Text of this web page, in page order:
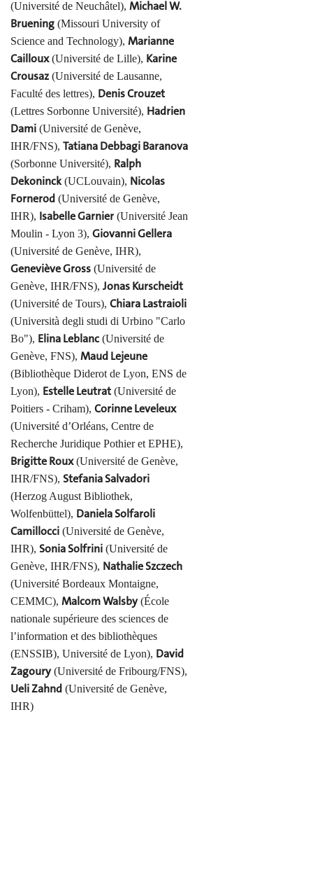
(Université de Neuchâtel), Michael W.
Bruening (Missouri University of
Science and Technology), Marianne
Cailloux(Université de Lille), Karine
Crousaz (Université de Lausanne,
Faculté des lettres), Denis Crouzet
(Lettres Sorbonne Université), Hadrien
Dami (Université de Genève,
IHR/FNS), Tatiana Debbagi Baranova
(Sorbonne Université), Ralph
Dekoninck(UCLouvain), Nicolas
Fornerod (Université de Genève,
IHR), Isabelle Garnier (Université Jean
Moulin - Lyon 3), Giovanni Gellera
(Université de Genève, IHR),
Geneviève Gross (Université de
Genève, IHR/FNS), Jonas Kurscheidt
(Université de Tours), Chiara Lastraioli
(Università degli studi di Urbino "Carlo
Bo"), Elina Leblanc (Université de
Genève, FNS), Maud Lejeune
(Bibliothèque Diderot de Lyon, ENS de
Lyon), Estelle Leutrat (Université de
Poitiers - Criham), Corinne Leveleux
(Université d’Orléans, Centre de
Recherche Juridique Pothier et EPHE),
Brigitte Roux(Université de Genève,
IHR/FNS), Stefania Salvadori
(Herzog August Bibliothek,
Wolfenbüttel), Daniela Solfaroli
Camillocci (Université de Genève,
IHR), Sonia Solfrini (Université de
Genève, IHR/FNS), Nathalie Szczech
(Université Bordeaux Montaigne,
CEMMC), Malcom Walsby(École
nationale supérieure des sciences de
l’information et des bibliothèques
(ENSSIB), Université de Lyon), David
Zagoury(Université de Fribourg/FNS),
Ueli Zahnd (Université de Genève,
IHR)